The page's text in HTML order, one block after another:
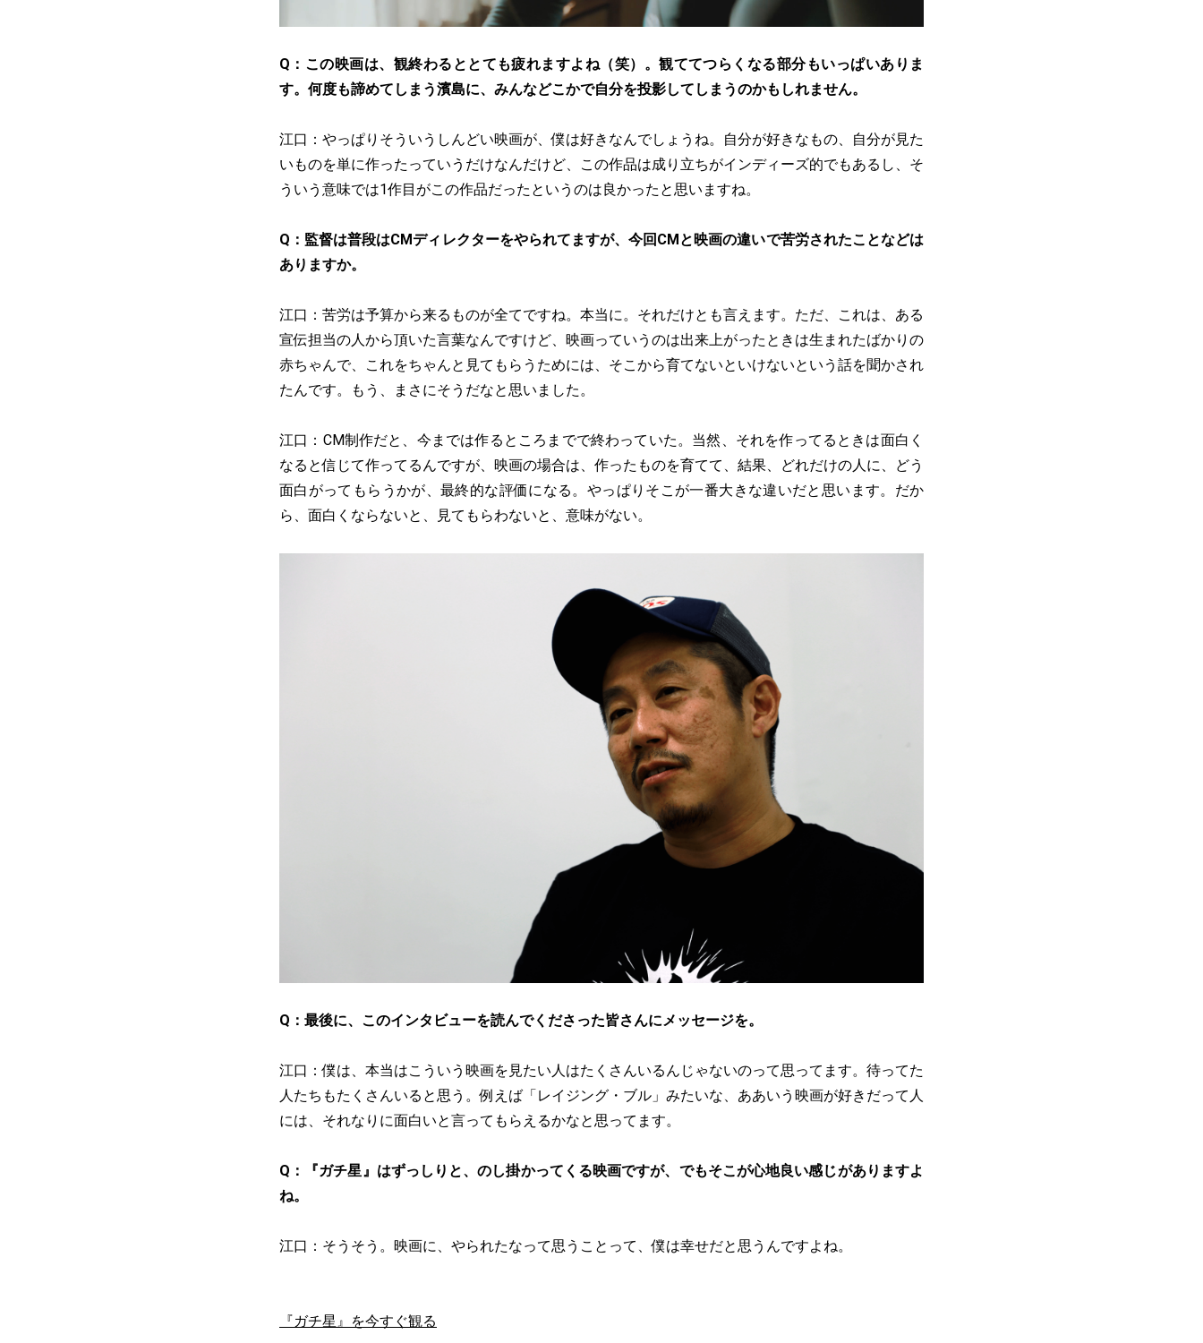
Q：この映画は、観終わるととても疲れますよね（笑）。観ててつらくなる部分もいっぱいありま
す。何度も諦めてしまう濱島に、みんなどこかで自分を投影してしまうのかもしれません。
江口：やっぱりそういうしんどい映画が、僕は好きなんでしょうね。自分が好きなもの、自分が見た
いものを単に作ったっていうだけなんだけど、この作品は成り立ちがインディーズ的でもあるし、そ
ういう意味では1作目がこの作品だったというのは良かったと思いますね。
Q：監督は普段はCMディレクターをやられてますが、今回CMと映画の違いで苦労されたことなどは
ありますか。
江口：苦労は予算から来るものが全てですね。本当に。それだけとも言えます。ただ、これは、ある
宣伝担当の人から頂いた言葉なんですけど、映画っていうのは出来上がったときは生まれたばかりの
赤ちゃんで、これをちゃんと見てもらうためには、そこから育てないといけないという話を聞かされ
たんです。もう、まさにそうだなと思いました。
江口：CM制作だと、今までは作るところまでで終わっていた。当然、それを作ってるときは面白く
なると信じて作ってるんですが、映画の場合は、作ったものを育てて、結果、どれだけの人に、どう
面白がってもらうかが、最終的な評価になる。やっぱりそこが一番大きな違いだと思います。だか
ら、面白くならないと、見てもらわないと、意味がない。
Q：最後に、このインタビューを読んでくださった皆さんにメッセージを。
江口：僕は、本当はこういう映画を見たい人はたくさんいるんじゃないのって思ってます。待ってた
人たちもたくさんいると思う。例えば「レイジング・ブル」みたいな、ああいう映画が好きだって人
には、それなりに面白いと言ってもらえるかなと思ってます。
Q：『ガチ星』はずっしりと、のし掛かってくる映画ですが、でもそこが心地良い感じがありますよ
ね。
江口：そうそう。映画に、やられたなって思うことって、僕は幸せだと思うんですよね。
『ガチ星』を今すぐ観る